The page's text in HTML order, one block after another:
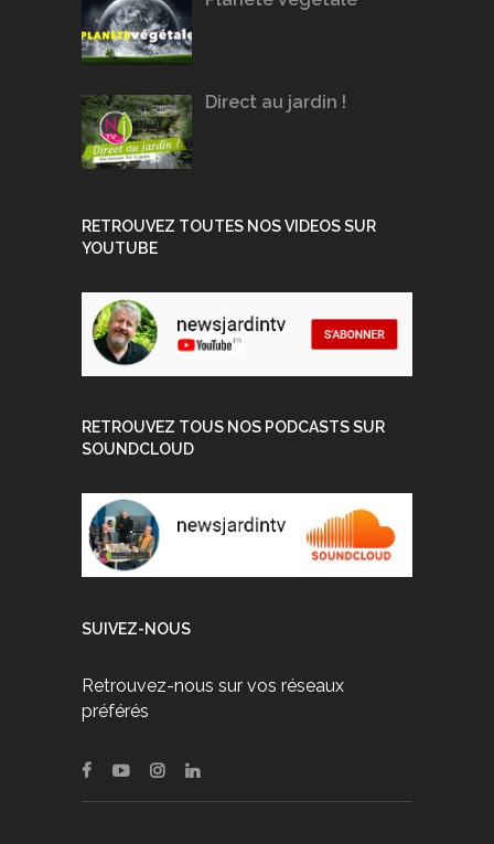
Direct au jardin !
RETROUVEZ TOUTES NOS VIDEOS SUR
YOUTUBE
RETROUVEZ TOUS NOS PODCASTS SUR
SOUNDCLOUD
SUIVEZ-NOUS
Retrouvez-nous sur vos réseaux
préférés